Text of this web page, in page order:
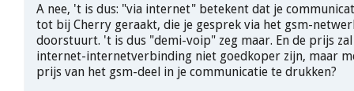
A nee, 't is dus: "via internet" betekent dat je
tot bij Cherry geraakt, die je gesprek via het gsm-
doorstuurt. 't is dus "demi-voip" zeg maar. En de prijs
internet-internetverbinding niet goedkoper zijn, maar
prijs van het gsm-deel in je communicatie te drukken?